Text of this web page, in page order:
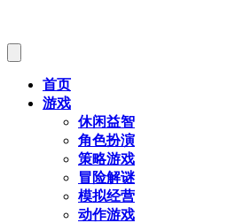
首页
游戏
休闲益智
角色扮演
策略游戏
冒险解谜
模拟经营
动作游戏